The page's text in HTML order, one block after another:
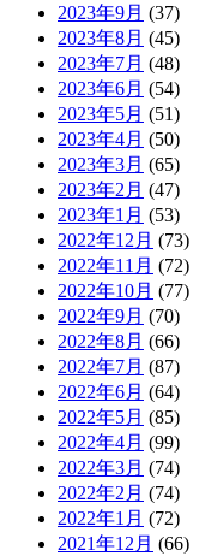
2023年9月 (37)
2023年8月 (45)
2023年7月 (48)
2023年6月 (54)
2023年5月 (51)
2023年4月 (50)
2023年3月 (65)
2023年2月 (47)
2023年1月 (53)
2022年12月 (73)
2022年11月 (72)
2022年10月 (77)
2022年9月 (70)
2022年8月 (66)
2022年7月 (87)
2022年6月 (64)
2022年5月 (85)
2022年4月 (99)
2022年3月 (74)
2022年2月 (74)
2022年1月 (72)
2021年12月 (66)